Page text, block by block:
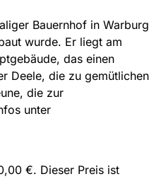
Bauernhof in Warburg
wurde. Er liegt am
das einen
Deele, die zu gemütlichen
die zur
unter
€. Dieser Preis ist